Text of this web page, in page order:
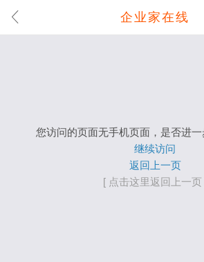
企业家在线
您访问的页面无手机页面，是否进一
继续访问
返回上一页
[ 点击这里返回上一页